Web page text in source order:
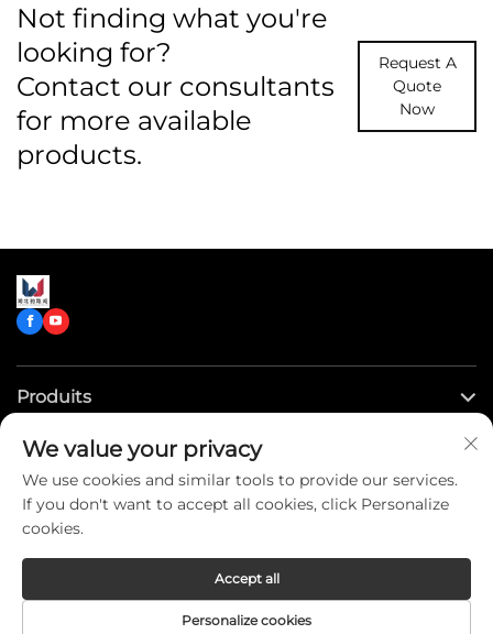
Not finding what you're
looking for?
Contact our consultants
for more available
products.
Request A
Quote
Now
Produits
Liens rapides
Contactez-nous
Copyright © CLW Special Truck Sales Co.,Ltd. All Rights
We value your privacy
We use cookies and similar tools to provide our services.
If you don't want to accept all cookies, click Personalize
cookies.
Personalize cookies
Accept all